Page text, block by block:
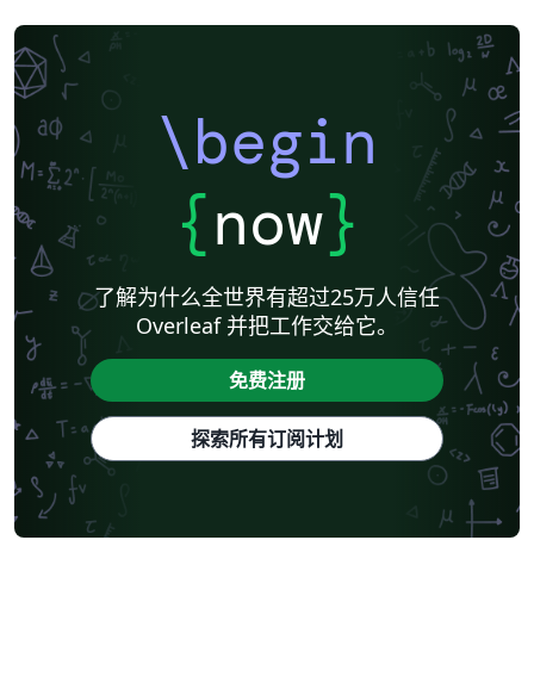
\begin
{now}
了解为什么全世界有超过25万人信任
Overleaf 并把工作交给它。
免费注册
探索所有订阅计划